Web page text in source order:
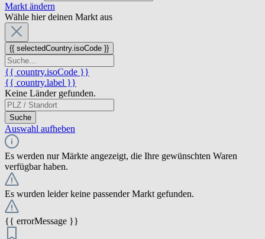
Markt ändern
Wähle hier deinen Markt aus
{{ selectedCountry.isoCode }}
{{ country.isoCode }}
{{ country.label }}
Keine Länder gefunden.
Suche
Auswahl aufheben
Es werden nur Märkte angezeigt, die Ihre gewünschten Waren
verfügbar haben.
Es wurden leider keine passender Markt gefunden.
{{ errorMessage }}